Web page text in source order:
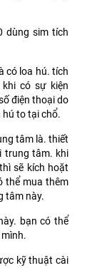
dùng sim tích
có loa hú. tích
có sự kiện
điện thoại do
hú to tại chổ.
tâm là. thiết
trung tâm. khi
sẽ kích hoặt
thể mua thêm
tâm này.
bạn có thể
kỹ thuật cài